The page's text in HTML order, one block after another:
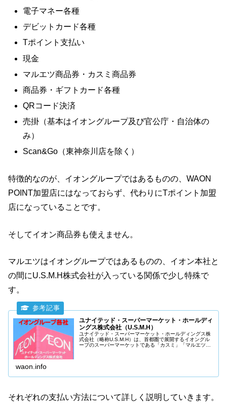
電子マネー各種
デビットカード各種
Tポイント支払い
現金
マルエツ商品券・カスミ商品券
商品券・ギフトカード各種
QRコード決済
売掛（基本はイオングループ及び官公庁・自治体の
み）
Scan&Go（東神奈川店を除く）
特徴的なのが、イオングループではあるものの、WAON
POINT加盟店にはなっておらず、代わりにTポイント加盟
店になっていることです。
そしてイオン商品券も使えません。
マルエツはイオングループではあるものの、イオン本社と
の間にU.S.M.H株式会社が入っている関係で少し特殊で
す。
ユナイテッド・スーパーマーケット・ホールディ
ングス株式会社（U.S.M.H）
ユナイテッド・スーパーマーケット・ホールディングス株
式会社（略称U.S.M.H）は、首都圏で展開するイオングル
ープのスーパーマーケットである「カスミ」「マルエツ」
waon.info
それぞれの支払い方法について詳しく説明していきます。